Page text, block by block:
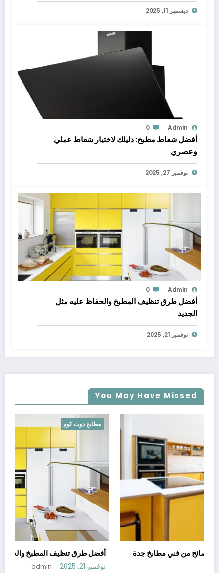
ديسمبر 11, 2025
Admin
0
أفضل شفاط مطبخ: دليلك لاختيار شفاط عملي
وعصري
نوفمبر 27, 2025
Admin
0
أفضل طرق تنظيف المطبخ والحفاظ عليه مثل
الجديد
نوفمبر 21, 2025
You May Have Missed
مطابخ دوت
أفضل طرق
نوفمبر 21, 2025
طريقة لتنظيف المطبخ مع نصائح من فني مطابخ جدة